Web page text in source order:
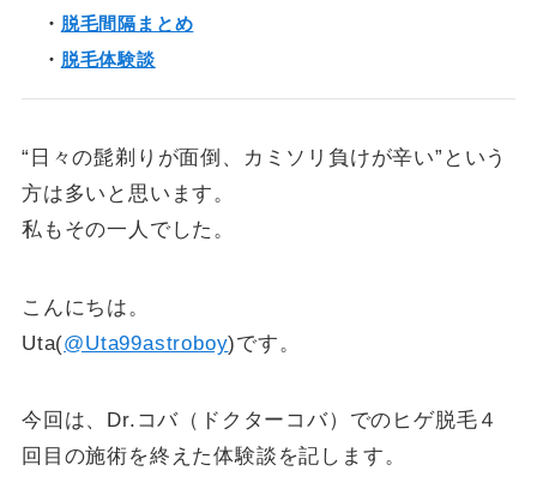
・ 脱毛間隔まとめ
・ 脱毛体験談
“日々の髭剃りが面倒、カミソリ負けが辛い”という
方は多いと思います。
私もその一人でした。
こんにちは。
Uta(@Uta99astroboy)です。
今回は、Dr.コバ（ドクターコバ）でのヒゲ脱毛４
回目の施術を終えた体験談を記します。